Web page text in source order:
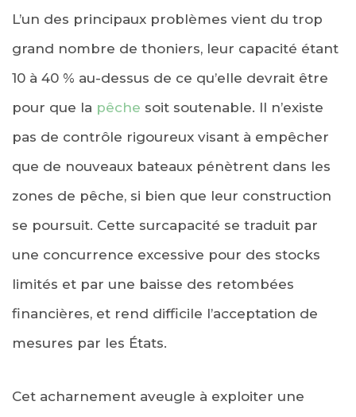
L’un des principaux problèmes vient du trop
grand nombre de thoniers, leur capacité étant
10 à 40 % au-dessus de ce qu’elle devrait être
pour que la pêche soit soutenable. Il n’existe
pas de contrôle rigoureux visant à empêcher
que de nouveaux bateaux pénètrent dans les
zones de pêche, si bien que leur construction
se poursuit. Cette surcapacité se traduit par
une concurrence excessive pour des stocks
limités et par une baisse des retombées
financières, et rend difficile l’acceptation de
mesures par les États.
Cet acharnement aveugle à exploiter une